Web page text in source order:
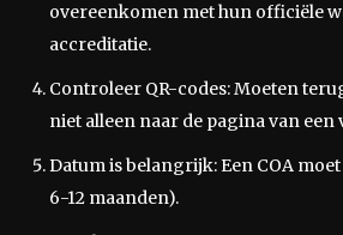
overeenkomen met hun officiële
accreditatie.
Controleer QR-codes: Moeten
niet alleen naar de pagina van een
Datum is belangrijk: Een COA
6-12 maanden).